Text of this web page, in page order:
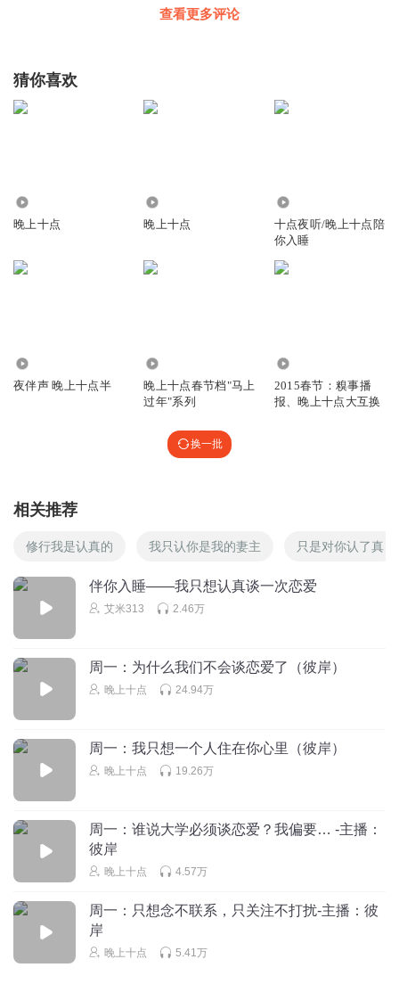
1398555itsv: 一直陪伴你
我爱我家_i80
超喜欢你的声音很好听
在我想认真时遇到了错的人
查看更多评论
猜你喜欢
晚上十点 晚上十点
十点夜听/晚上十点陪
你入睡
夜伴声 晚上十点半
晚上十点春节档"马上
过年"系列
2015春节：糗事播
报、晚上十点大互换
换一批
相关推荐
修行我是认真的 我只认你是我的妻主 只是对你认了真
伴你入睡——我只想认真谈一次恋爱
艾米313 2.46万
周一：为什么我们不会谈恋爱了（彼岸）
晚上十点 24.94万
周一：我只想一个人住在你心里（彼岸）
晚上十点 19.26万
周一：谁说大学必须谈恋爱？我偏要… -主播：
彼岸
晚上十点 4.57万
周一：只想念不联系，只关注不打扰-主播：彼
岸
晚上十点 5.41万